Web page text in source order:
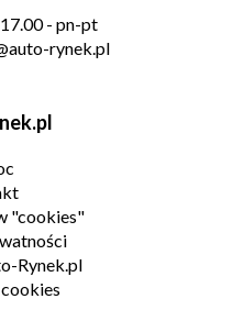
- pn-pt
rynek.pl
"cookies"
Rynek.pl